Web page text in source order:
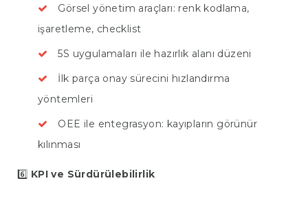
Görsel yönetim araçları: renk kodlama,
işaretleme, checklist
5S uygulamaları ile hazırlık alanı düzeni
İlk parça onay sürecini hızlandırma
yöntemleri
OEE ile entegrasyon: kayıpların görünür
kılınması
6️⃣ KPI ve Sürdürülebilirlik